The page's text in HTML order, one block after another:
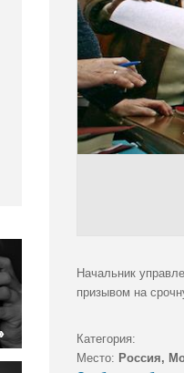
Начальник
призывом на
Категория:
Место: Россия,